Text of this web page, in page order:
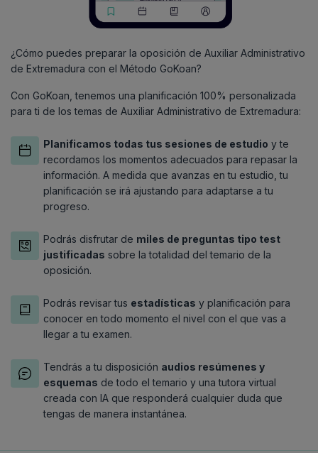
¿Cómo puedes preparar la oposición de Auxiliar Administrativo
de Extremadura con el Método GoKoan?
Con GoKoan, tenemos una planificación 100% personalizada
para ti de los temas de Auxiliar Administrativo de Extremadura:
Planificamos todas tus sesiones de estudio y te
recordamos los momentos adecuados para repasar la
información. A medida que avanzas en tu estudio, tu
planificación se irá ajustando para adaptarse a tu
progreso.
Podrás disfrutar de miles de preguntas tipo test
justificadas sobre la totalidad del temario de la
oposición.
Podrás revisar tus estadísticas y planificación para
conocer en todo momento el nivel con el que vas a
llegar a tu examen.
Tendrás a tu disposición audios resúmenes y
esquemas de todo el temario y una tutora virtual
creada con IA que responderá cualquier duda que
tengas de manera instantánea.